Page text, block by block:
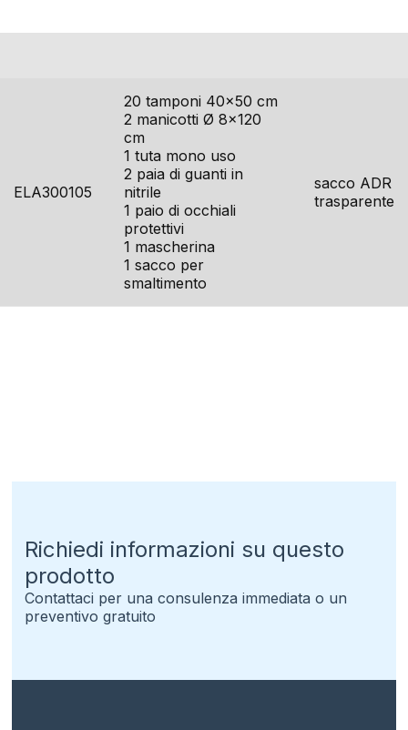
ELA300105
20 tamponi 40×50 cm
2 manicotti Ø 8×120
cm
1 tuta mono uso
2 paia di guanti in
nitrile
1 paio di occhiali
protettivi
1 mascherina
1 sacco per
smaltimento
sacco ADR
trasparente
Richiedi informazioni su questo
prodotto
Contattaci per una consulenza immediata o un
preventivo gratuito